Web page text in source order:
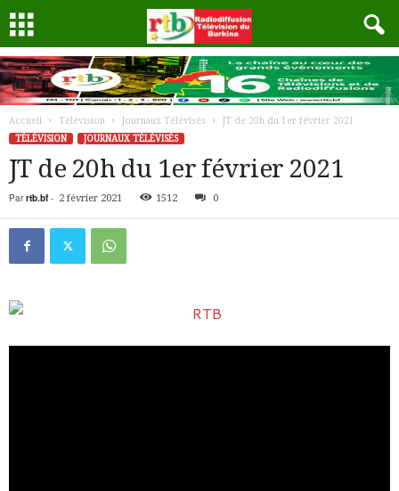
Accueil Télévision Journaux Télévisés
JT de 20h du 1er février 2021
TÉLÉVISION
JOURNAUX TÉLÉVISÉS
JT de 20h du 1er février 2021
Par rtb.bf- 2 février 2021 1512 0